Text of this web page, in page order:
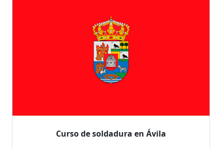
Curso de soldadura en Ávila